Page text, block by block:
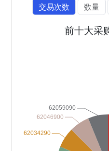
交易次数
数量
前十大采